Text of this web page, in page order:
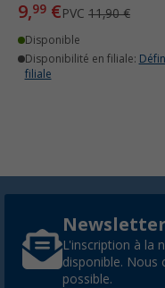
9,99 €PVC 11,90 €
Disponible
Disponibilité en filiale:
filiale
L'inscription à la
disponible. Nous
possible.